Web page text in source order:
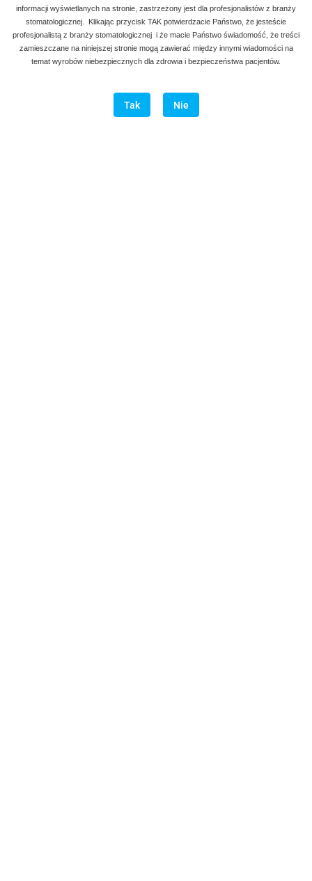
informacji wyświetlanych na stronie, zastrzeżony jest dla profesjonalistów z branży
stomatologicznej. Klikając przycisk TAK potwierdzacie Państwo, że jesteście
profesjonalistą z branży stomatologicznej i że macie Państwo świadomość, że treści
zamieszczane na niniejszej stronie mogą zawierać między innymi wiadomości na
temat wyrobów niebezpiecznych dla zdrowia i bezpieczeństwa pacjentów.
Tak Nie